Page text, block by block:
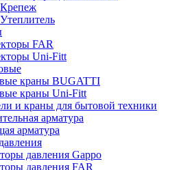
Крепеж
Утеплитель
FAR
Uni-Fitt
краны BUGATTI
краны Uni-Fitt
и краны для бытовой техники
арматура
арматура
давления Gappo
давления FAR